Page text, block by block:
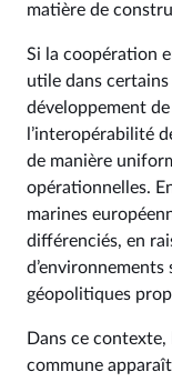
matière de
Si la coopération
utile dans
développement
l’interopérabilité
de manière
opérationnelles.
marines
différenciés, en
géopolitiques
Dans ce
commune